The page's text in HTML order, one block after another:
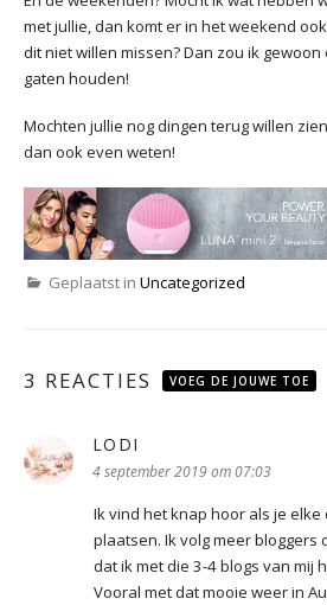
met jullie, dan komt er in het weekend
dit niet willen missen? Dan zou ik
gaten houden!
Mochten jullie nog dingen terug willen
dan ook even weten!
Geplaatst in Uncategorized
3 REACTIES VOEG DE JOUWE TOE
LODI
4 september 2019 om 07:03
Ik vind het knap hoor als je elke
plaatsen. Ik volg meer bloggers
dat ik met die 3-4 blogs van mij
Vooral met dat mooie weer in